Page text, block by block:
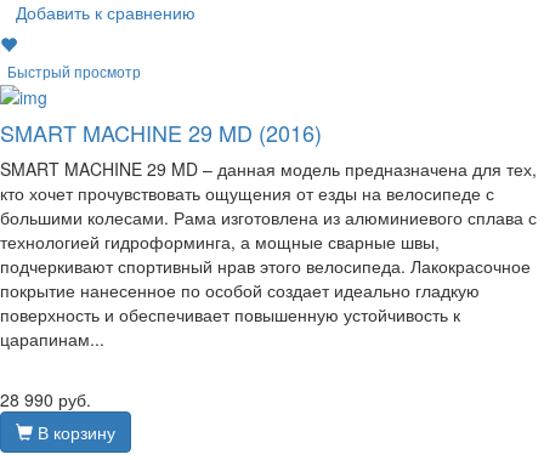
Добавить к сравнению
Быстрый просмотр
SMART MACHINE 29 MD (2016)
SMART MACHINE 29 MD – данная модель предназначена для тех,
кто хочет прочувствовать ощущения от езды на велосипеде с
большими колесами. Рама изготовлена из алюминиевого сплава с
технологией гидроформинга, а мощные сварные швы,
подчеркивают спортивный нрав этого велосипеда. Лакокрасочное
покрытие нанесенное по особой создает идеально гладкую
поверхность и обеспечивает повышенную устойчивость к
царапинам...
28 990 руб.
В корзину